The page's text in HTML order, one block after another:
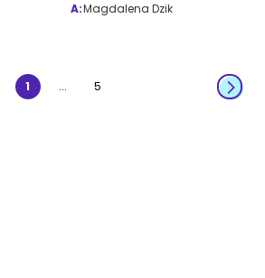
A:Magdalena Dzik
1 ... 5